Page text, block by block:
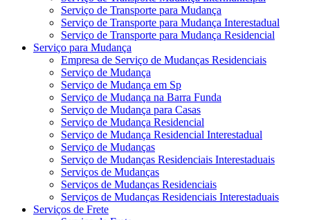
Serviço de Transporte para Mudança
Serviço de Transporte para Mudança Interestadual
Serviço de Transporte para Mudança Residencial
Serviço para Mudança
Empresa de Serviço de Mudanças Residenciais
Serviço de Mudança
Serviço de Mudança em Sp
Serviço de Mudança na Barra Funda
Serviço de Mudança para Casas
Serviço de Mudança Residencial
Serviço de Mudança Residencial Interestadual
Serviço de Mudanças
Serviço de Mudanças Residenciais Interestaduais
Serviços de Mudanças
Serviços de Mudanças Residenciais
Serviços de Mudanças Residenciais Interestaduais
Serviços de Frete